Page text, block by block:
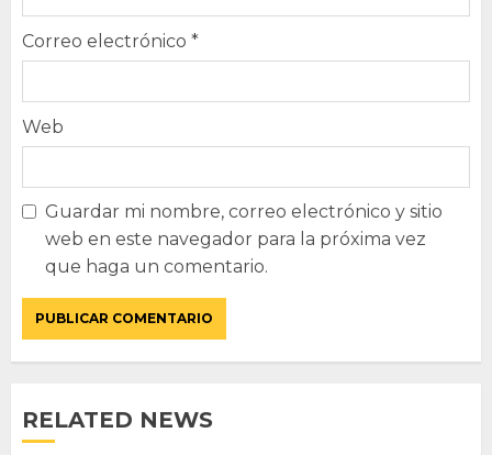
Correo electrónico *
Web
Guardar mi nombre, correo electrónico y sitio
web en este navegador para la próxima vez
que haga un comentario.
RELATED NEWS